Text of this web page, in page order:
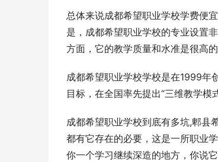
总体来说成都希望职业学校学费便
是，成都希望职业学校的专业设置
方面，它的教学质量和水准是很高
成都希望职业学校学校是在1999年
目标，在全国率先提出“三维教学模
成都希望职业学校到底有多坑,郫县
都有它存在的必要，这是一所职业
你一个学习继续深造的地方，你说